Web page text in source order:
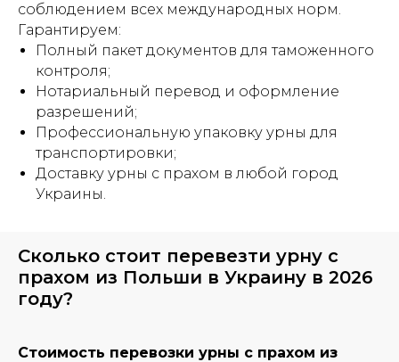
соблюдением всех международных норм.
Гарантируем:
Полный пакет документов для таможенного
контроля;
Нотариальный перевод и оформление
разрешений;
Профессиональную упаковку урны для
транспортировки;
Доставку урны с прахом в любой город
Украины.
Сколько стоит перевезти урну с
прахом из Польши в Украину в 2026
году?
Стоимость перевозки урны с прахом из